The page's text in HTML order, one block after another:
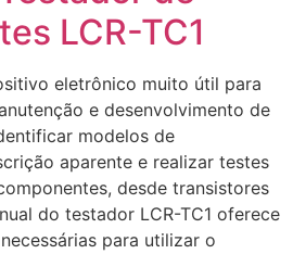
LCR-TC1
eletrônico muito útil para
e desenvolvimento de
modelos de
aparente e realizar testes
desde transistores
do testador LCR-TC1 oferece
para utilizar o